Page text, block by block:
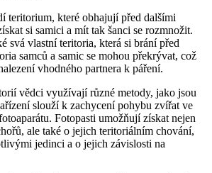
teritorium, které obhajují před dalšími
si samici a mít tak šanci se rozmnožit.
svá vlastní teritoria, která si brání před
samců a samic se mohou překrývat, což
vhodného partnera k páření.
vědci využívají různé metody, jako jsou
slouží k zachycení pohybu zvířat ve
Fotopasti umožňují získat nejen
ale také o jejich teritoriálním chování,
jedinci a o jejich závislosti na